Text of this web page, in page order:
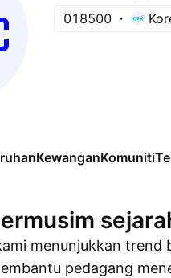
018500
KewanganKomuniti
menunjukkan trend
pedagang